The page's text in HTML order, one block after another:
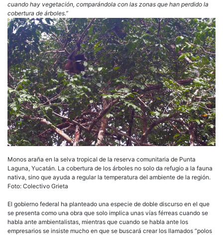
cuando hay vegetación, comparándola con las zonas que han perdido la
cobertura de árboles.”
Monos araña en la selva tropical de la reserva comunitaria de Punta
Laguna, Yucatán. La cobertura de los árboles no solo da refugio a la fauna
nativa, sino que ayuda a regular la temperatura del ambiente de la región.
Foto: Colectivo Grieta
El gobierno federal ha planteado una especie de doble discurso en el que
se presenta como una obra que solo implica unas vías férreas cuando se
habla ante ambientalistas, mientras que cuando se habla ante los
empresarios se insiste mucho en que se buscará crear los llamados “polos